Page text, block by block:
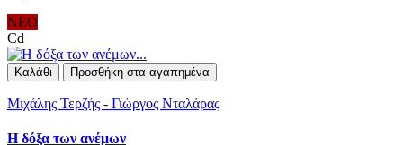
ΝΕΟ
Cd
Καλάθι Προσθήκη στα αγαπημένα
Μιχάλης Τερζής - Γιώργος Νταλάρας
Η δόξα των ανέμων